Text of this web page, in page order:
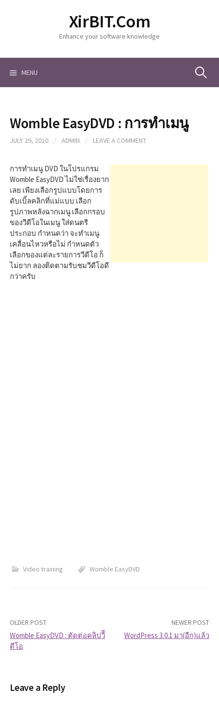
o
XirBIT.Com
Enhance your software knowledge
MENU S
Womble EasyDVD : การทำเมนู
JULY 29, 2010 / ADMIN / LEAVE A COMMENT
การทำเมนู DVD ในโปรแกรม
Womble EasyDVD ไม่ใช่เรื่องยาก
เลย เพียงเลือกรูปแบบโดยการ
ดับเบิ้ลคลิกที่แม่แบบ เลือก
รูปภาพหลังฉากเมนู เลือกกรอบ
ของวีดีโอในเมนู ใส่ดนตรี
ประกอบ กำหนดว่า จะทำเมนู
เคลื่อนไหวหรือไม่ กำหนดตัว
เลือกของแต่ละรายการวีดีโอ ก็
ไม่ยาก ลองติดตามรับชมวีดีโอดี
กว่าครับ
Video training Womble EasyDVD
P
s
OLDER POST
Womble EasyDVD : ตัดต่อคลิปวีี
ดีโอ
NEWER POST
WordPress 3.0.1 มา(อีก)แล้ว
Leave a Reply